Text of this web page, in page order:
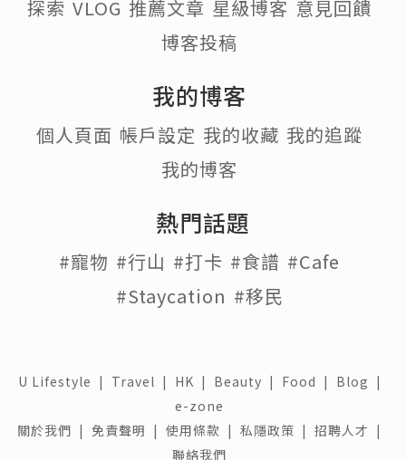
探索 VLOG 推薦文章 星級博客 意見回饋
博客投稿
我的博客
個人頁面 帳戶設定 我的收藏 我的追蹤
我的博客
熱門話題
#寵物 #行山 #打卡 #食譜 #Cafe
#Staycation #移民
U Lifestyle | Travel | HK | Beauty | Food | Blog |
e-zone
關於我們 | 免責聲明 | 使用條款 | 私隱政策 | 招聘人才 |
聯絡我們